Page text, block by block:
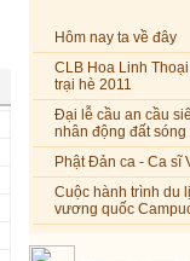
Hôm nay ta về đây
CLB Hoa Linh
trại hè 2011
Đại lễ cầu an cầu
nhân động đất sóng
Phật Đản ca - Ca sĩ
Cuộc hành trình du
vương quốc